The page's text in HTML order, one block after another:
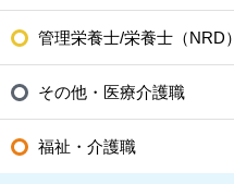
管理栄養士/栄養士（NRD）
その他・医療介護職
福祉・介護職